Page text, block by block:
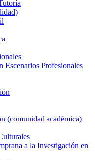
Escenarios Profesionales
(comunidad académica)
a la Investigación en